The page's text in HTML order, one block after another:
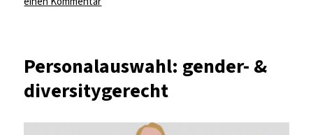
mit
Mehrwert
Personalauswahl: gender- &
diversitygerecht